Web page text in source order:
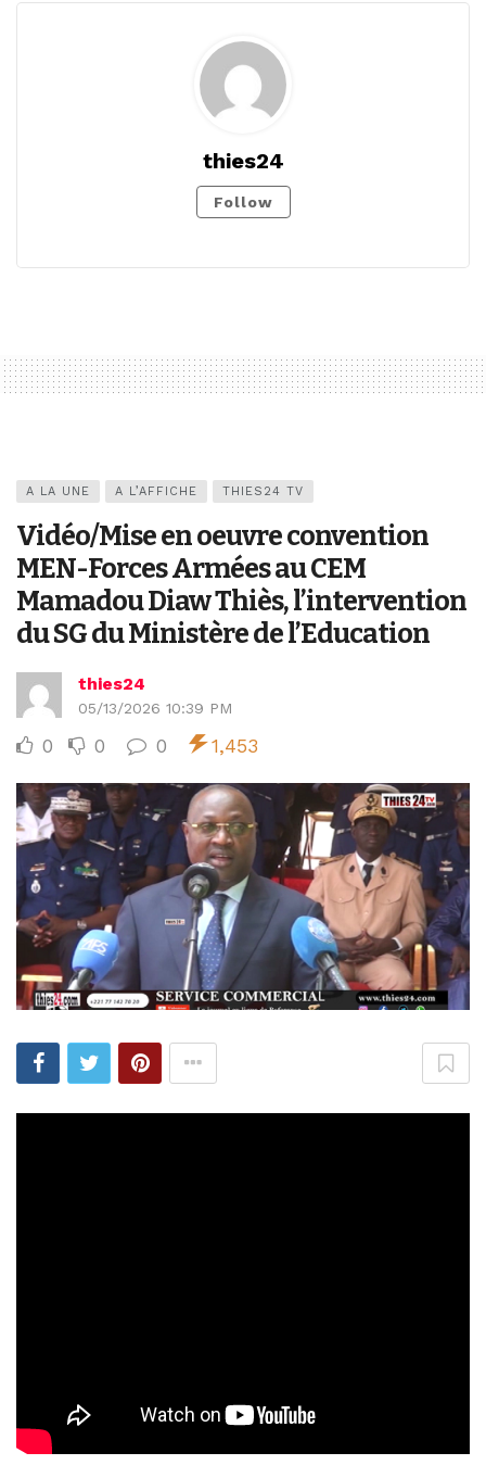
thies24
Follow
A LA UNE A L’AFFICHE THIES24 TV
Vidéo/Mise en oeuvre convention
MEN-Forces Armées au CEM
Mamadou Diaw Thiès, l’intervention
du SG du Ministère de l’Education
thies24
05/13/2026 10:39 PM
0 0 0 1,453